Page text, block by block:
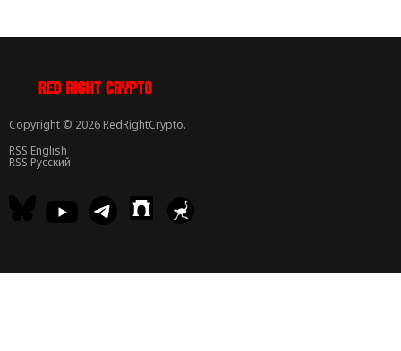
Copyright © 2026 RedRightCrypto.
RSS English
RSS Русский